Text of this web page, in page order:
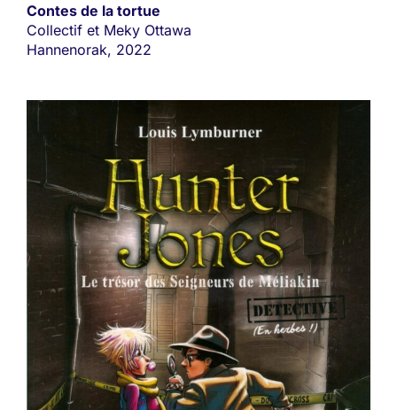
Contes de la tortue
Collectif et Meky Ottawa
Hannenorak, 2022